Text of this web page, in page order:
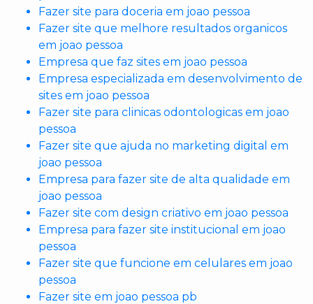
Fazer site para doceria em joao pessoa
Fazer site que melhore resultados organicos
em joao pessoa
Empresa que faz sites em joao pessoa
Empresa especializada em desenvolvimento de
sites em joao pessoa
Fazer site para clinicas odontologicas em joao
pessoa
Fazer site que ajuda no marketing digital em
joao pessoa
Empresa para fazer site de alta qualidade em
joao pessoa
Fazer site com design criativo em joao pessoa
Empresa para fazer site institucional em joao
pessoa
Fazer site que funcione em celulares em joao
pessoa
Fazer site em joao pessoa pb